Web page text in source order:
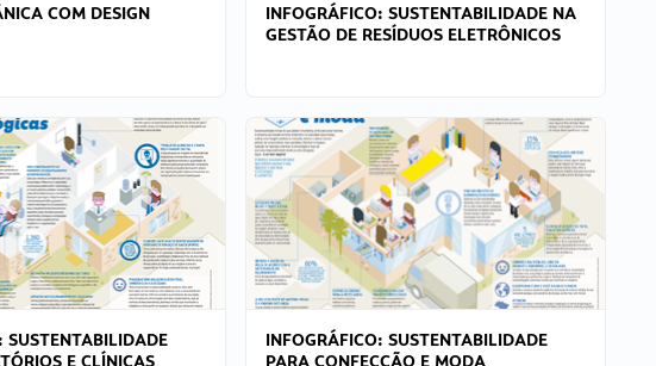
COM DESIGN
INFOGRÁFICO: SUSTENTABILIDADE NA
GESTÃO DE RESÍDUOS ELETRÔNICOS
SUSTENTABILIDADE
E CLÍNICAS
INFOGRÁFICO: SUSTENTABILIDADE
PARA CONFECÇÃO E MODA